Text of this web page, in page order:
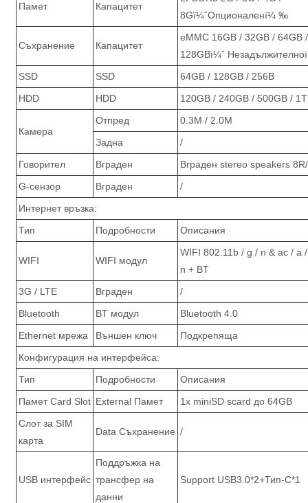
Памет Капацитет
8Gï¼ˆОпционаленï¼ ‰
Съхранение Капацитет
eMMC 16GB / 32GB / 64GB /
128GBï¼ˆ
SSD
SSD
64GB / 128GB / 256B
HDD
HDD 120GB / 240GB / 500GB /
Камера
Отпред
0.3M / 2.0M
Задна
/
Говорител
Вграден
Вграден stereo speakers
G-сензор
Вграден
/
Интернет връзка:
Тип
Подробности Описания
WIFI WIFI модул
WIFI 802.11b / g / n & ac / a
n + BT
3G / LTE
Вграден
/
Bluetooth
BT модул
Bluetooth 4.0
Ethernet мрежа
Външен ключ
Подкрепяща
Конфигурация на интерфейса:
Тип
Подробности
Описания
Памет Card Slot External Памет
1x miniSD scard до 64GB
Слот за SIM
карта
Data Съхранение /
USB интерфейс
Поддръжка на
трансфер на
данни
Support USB3.0*2+Тип-C*1